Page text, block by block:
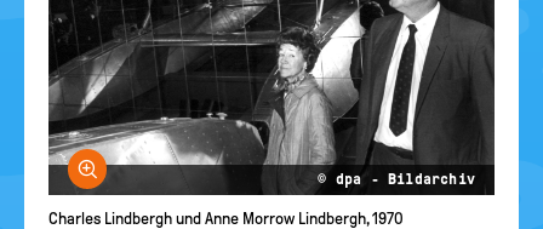
Bild vergrößern
© dpa - Bildarchiv
Charles Lindbergh und Anne Morrow Lindbergh, 1970